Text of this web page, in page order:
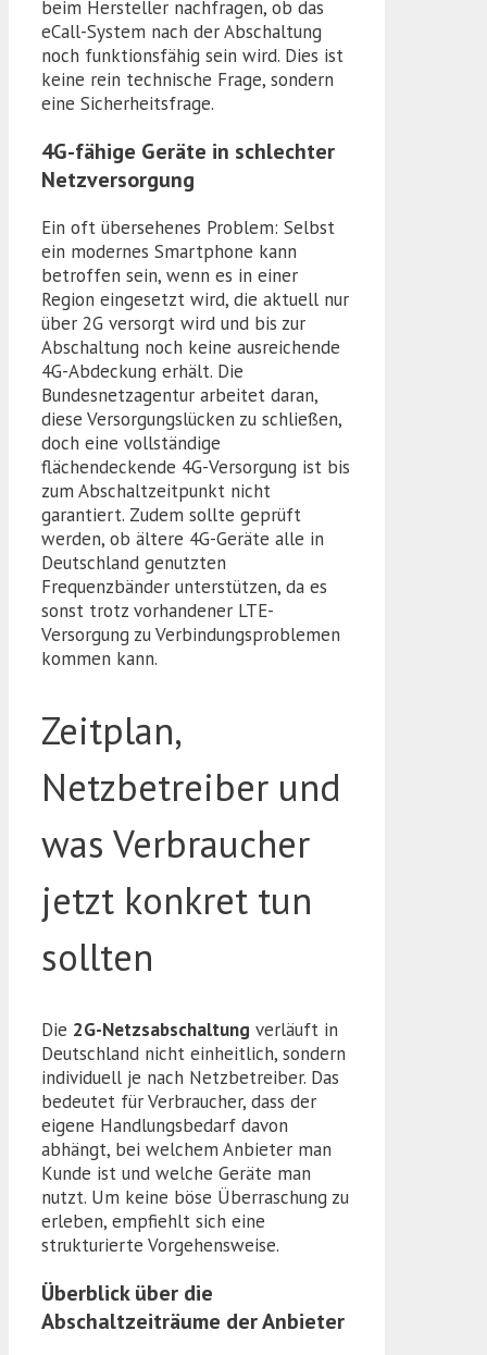
beim Hersteller nachfragen, ob das
eCall-System nach der Abschaltung
noch funktionsfähig sein wird. Dies ist
keine rein technische Frage, sondern
eine Sicherheitsfrage.
4G-fähige Geräte in schlechter
Netzversorgung
Ein oft übersehenes Problem: Selbst
ein modernes Smartphone kann
betroffen sein, wenn es in einer
Region eingesetzt wird, die aktuell nur
über 2G versorgt wird und bis zur
Abschaltung noch keine ausreichende
4G-Abdeckung erhält. Die
Bundesnetzagentur arbeitet daran,
diese Versorgungslücken zu schließen,
doch eine vollständige
flächendeckende 4G-Versorgung ist bis
zum Abschaltzeitpunkt nicht
garantiert. Zudem sollte geprüft
werden, ob ältere 4G-Geräte alle in
Deutschland genutzten
Frequenzbänder unterstützen, da es
sonst trotz vorhandener LTE-
Versorgung zu Verbindungsproblemen
kommen kann.
Zeitplan,
Netzbetreiber und
was Verbraucher
jetzt konkret tun
sollten
Die 2G-Netzsabschaltung verläuft in
Deutschland nicht einheitlich, sondern
individuell je nach Netzbetreiber. Das
bedeutet für Verbraucher, dass der
eigene Handlungsbedarf davon
abhängt, bei welchem Anbieter man
Kunde ist und welche Geräte man
nutzt. Um keine böse Überraschung zu
erleben, empfiehlt sich eine
strukturierte Vorgehensweise.
Überblick über die
Abschaltzeiträume der Anbieter